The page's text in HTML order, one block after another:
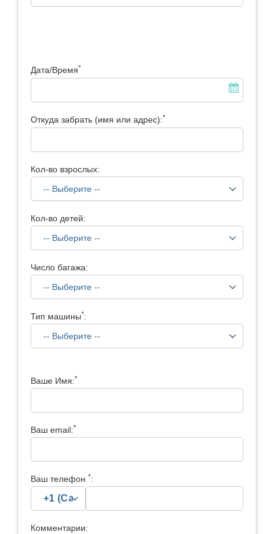
Дата/Время*
Откуда забрать (имя или адрес):*
Кол-во взрослых:
Кол-во детей:
Число багажа:
Тип машины*:
Ваше Имя:*
Ваш email:*
Ваш телефон *:
Комментарии: